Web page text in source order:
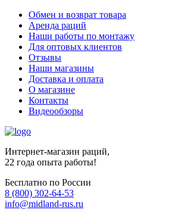
Обмен и возврат товара
Аренда раций
Наши работы по монтажу
Для оптовых клиентов
Отзывы
Наши магазины
Доставка и оплата
О магазине
Контакты
Видеообзоры
Интернет-магазин раций,
22 года опыта работы!
Бесплатно по России
8 (800) 302-64-53
info@midland-rus.ru